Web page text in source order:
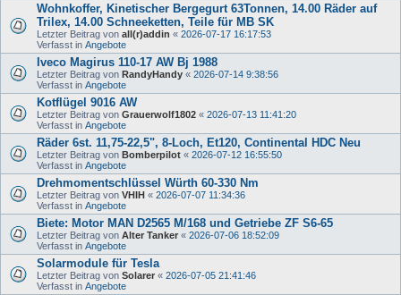
Wohnkoffer, Kinetischer Bergegurt 63Tonnen, 14.00 Räder auf
Trilex, 14.00 Schneeketten, Teile für MB SK
Letzter Beitrag von all(r)addin « 2026-07-17 16:17:53
Verfasst in Angebote
Iveco Magirus 110-17 AW Bj 1988
Letzter Beitrag von RandyHandy « 2026-07-14 9:38:56
Verfasst in Angebote
Kotflügel 9016 AW
Letzter Beitrag von Grauerwolf1802 « 2026-07-13 11:41:20
Verfasst in Angebote
Räder 6st. 11,75-22,5", 8-Loch, Et120, Continental HDC Neu
Letzter Beitrag von Bomberpilot « 2026-07-12 16:55:50
Verfasst in Angebote
Drehmomentschlüssel Würth 60-330 Nm
Letzter Beitrag von VHIH « 2026-07-07 11:34:36
Verfasst in Angebote
Biete: Motor MAN D2565 M/168 und Getriebe ZF S6-65
Letzter Beitrag von Alter Tanker « 2026-07-06 18:52:09
Verfasst in Angebote
Solarmodule für Tesla
Letzter Beitrag von Solarer « 2026-07-05 21:41:46
Verfasst in Angebote